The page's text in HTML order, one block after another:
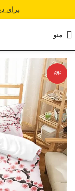
برای
منو
-6%